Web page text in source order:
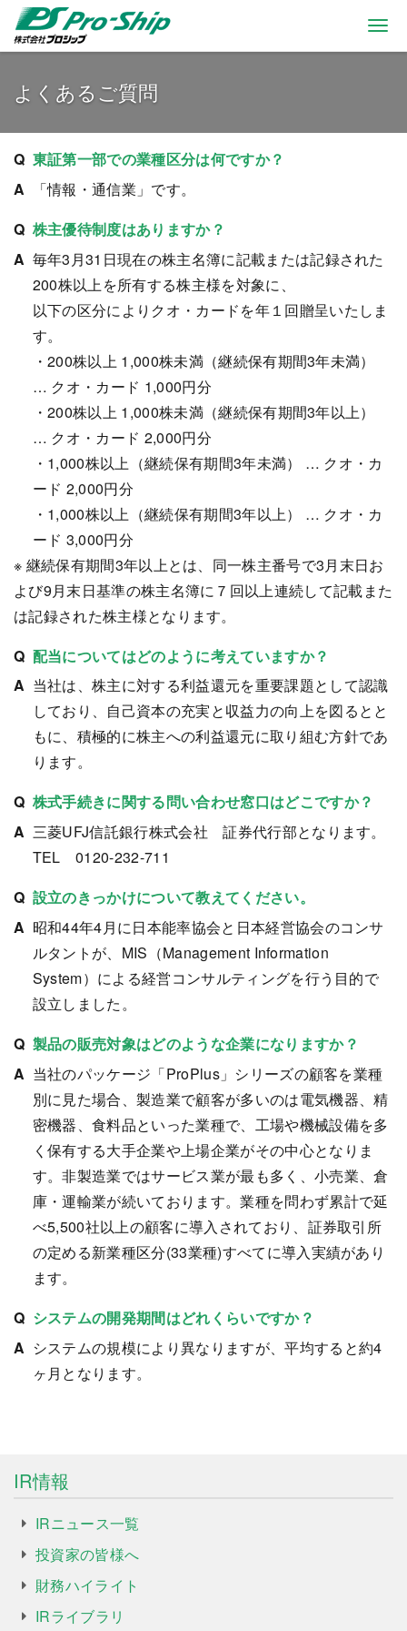
よくあるご質問
東証第一部での業種区分は何ですか？
「情報・通信業」です。
株主優待制度はありますか？
毎年3月31日現在の株主名簿に記載または記録された
200株以上を所有する株主様を対象に、
以下の区分によりクオ・カードを年１回贈呈いたしま
す。
・200株以上 1,000株未満（継続保有期間3年未満）
… クオ・カード 1,000円分
・200株以上 1,000株未満（継続保有期間3年以上）
… クオ・カード 2,000円分
・1,000株以上（継続保有期間3年未満） … クオ・カ
ード 2,000円分
・1,000株以上（継続保有期間3年以上） … クオ・カ
ード 3,000円分
※ 継続保有期間3年以上とは、同一株主番号で3月末日お
よび9月末日基準の株主名簿に７回以上連続して記載また
は記録された株主様となります。
配当についてはどのように考えていますか？
当社は、株主に対する利益還元を重要課題として認識
しており、自己資本の充実と収益力の向上を図るとと
もに、積極的に株主への利益還元に取り組む方針であ
ります。
株式手続きに関する問い合わせ窓口はどこですか？
三菱UFJ信託銀行株式会社 証券代行部となります。
TEL 0120-232-711
設立のきっかけについて教えてください。
昭和44年4月に日本能率協会と日本経営協会のコンサ
ルタントが、MIS（Management Information
System）による経営コンサルティングを行う目的で
設立しました。
製品の販売対象はどのような企業になりますか？
当社のパッケージ「ProPlus」シリーズの顧客を業種
別に見た場合、製造業で顧客が多いのは電気機器、精
密機器、食料品といった業種で、工場や機械設備を多
く保有する大手企業や上場企業がその中心となりま
す。非製造業ではサービス業が最も多く、小売業、倉
庫・運輸業が続いております。業種を問わず累計で延
べ5,500社以上の顧客に導入されており、証券取引所
の定める新業種区分(33業種)すべてに導入実績があり
ます。
システムの開発期間はどれくらいですか？
システムの規模により異なりますが、平均すると約4
ヶ月となります。
IR情報
IRニュース一覧
投資家の皆様へ
財務ハイライト
IRライブラリ